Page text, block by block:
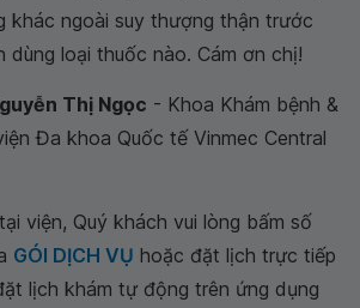
khác ngoài suy thượng thận trước
dùng loại thuốc nào. Cám ơn chị!
Thị Ngọc - Khoa Khám bệnh &
Đa khoa Quốc tế Vinmec Central
viện, Quý khách vui lòng bấm số
GÓI DỊCH VỤ hoặc đặt lịch trực tiếp
lịch khám tự động trên ứng dụng